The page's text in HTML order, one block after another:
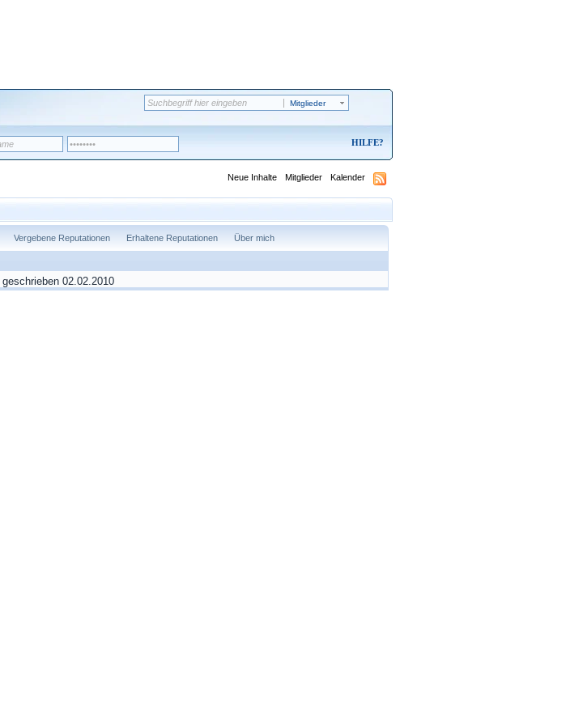
Mitglieder
HILFE
Neue Inhalte Mitglieder Kalender
Vergebene Reputationen Erhaltene Reputationen Über mich
geschrieben 02.02.2010